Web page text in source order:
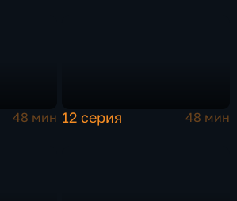
48 мин 12 серия 48 мин